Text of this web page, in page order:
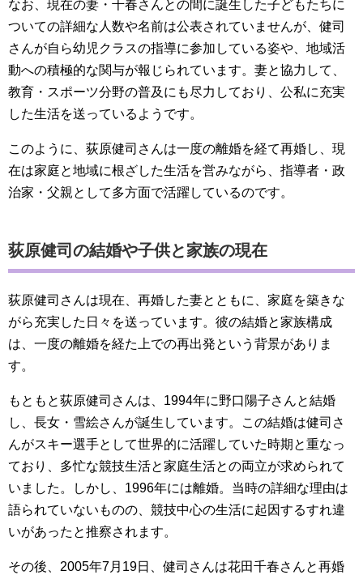
なお、現在の妻・千春さんとの間に誕生した子どもたちに
ついての詳細な人数や名前は公表されていませんが、健司
さんが自ら幼児クラスの指導に参加している姿や、地域活
動への積極的な関与が報じられています。妻と協力して、
教育・スポーツ分野の普及にも尽力しており、公私に充実
した生活を送っているようです。
このように、荻原健司さんは一度の離婚を経て再婚し、現
在は家庭と地域に根ざした生活を営みながら、指導者・政
治家・父親として多方面で活躍しているのです。
荻原健司の結婚や子供と家族の現在
荻原健司さんは現在、再婚した妻とともに、家庭を築きな
がら充実した日々を送っています。彼の結婚と家族構成
は、一度の離婚を経た上での再出発という背景がありま
す。
もともと荻原健司さんは、1994年に野口陽子さんと結婚
し、長女・雪絵さんが誕生しています。この結婚は健司さ
んがスキー選手として世界的に活躍していた時期と重なっ
ており、多忙な競技生活と家庭生活との両立が求められて
いました。しかし、1996年には離婚。当時の詳細な理由は
語られていないものの、競技中心の生活に起因するすれ違
いがあったと推察されます。
その後、2005年7月19日、健司さんは花田千春さんと再婚